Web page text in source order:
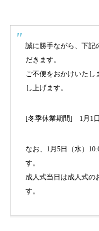
誠に勝手ながら、下記
だきます。
ご不便をおかけいたし
し上げます。
[冬季休業期間] 1月1日
なお、1月5日（水）
す。
成人式当日は成人式の
す。